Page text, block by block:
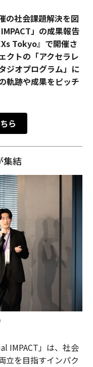
の社会課題解決を図
」の成果報告
Tokyo』で開催さ
クトの「アクセラレ
ジオプログラム」に
軌跡や成果をピッチ
ら
集結
IMPACT」は、社会
立を目指すインパク